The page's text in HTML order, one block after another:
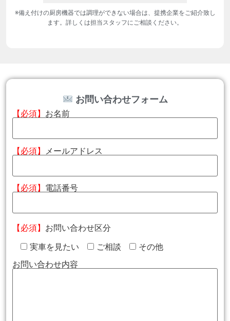
※備え付けの厨房機器では調理ができない場合は、提携企業をご紹介致し
ます。詳しくは担当スタッフにご相談ください。
お問い合わせフォーム
【必須】 お名前
【必須】 メールアドレス
【必須】 電話番号
【必須】 お問い合わせ区分
実車を見たい
ご相談
その他
お問い合わせ内容